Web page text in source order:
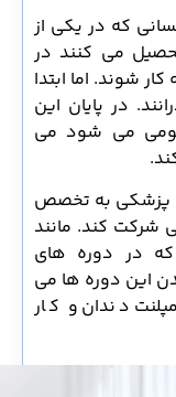
که در یکی از
می کنند در
اما ابتدا
در پایان این
می شود می
به تخصص
کند. مانند
در دوره های
دوره ها می
دندان و کار